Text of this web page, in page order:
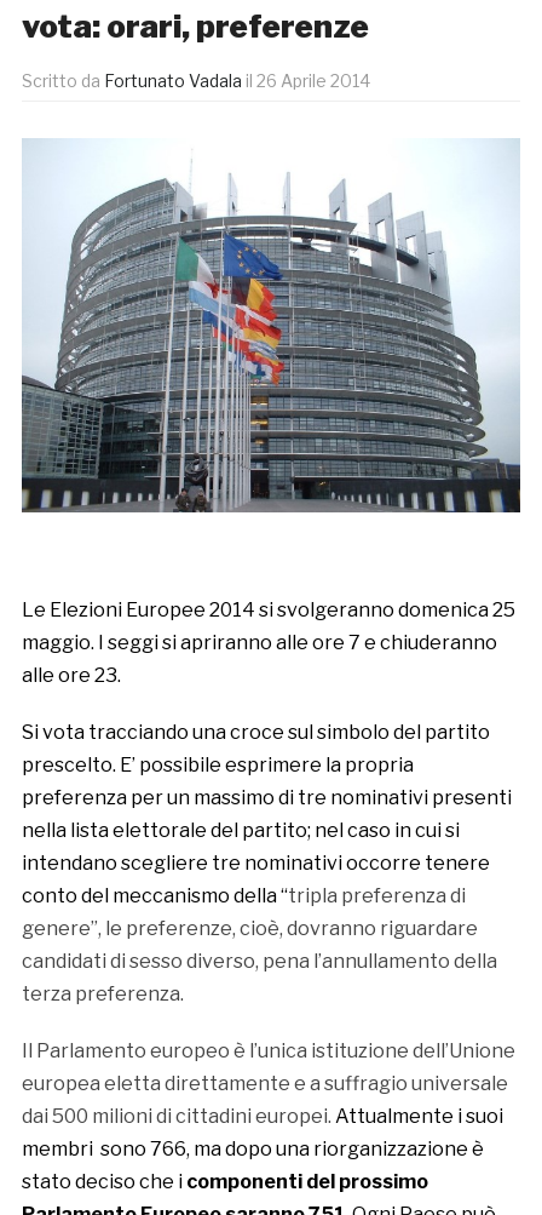
vota: orari, preferenze
Scritto da Fortunato Vadala il 26 Aprile 2014
Le Elezioni Europee 2014 si svolgeranno domenica 25
maggio. I seggi si apriranno alle ore 7 e chiuderanno
alle ore 23.
Si vota tracciando una croce sul simbolo del partito
prescelto. E’ possibile esprimere la propria
preferenza per un massimo di tre nominativi presenti
nella lista elettorale del partito; nel caso in cui si
intendano scegliere tre nominativi occorre tenere
conto del meccanismo della “tripla preferenza di
genere”, le preferenze, cioè, dovranno riguardare
candidati di sesso diverso, pena l’annullamento della
terza preferenza.
Il Parlamento europeo è l’unica istituzione dell’Unione
europea eletta direttamente e a suffragio universale
dai 500 milioni di cittadini europei. Attualmente i suoi
membri sono 766, ma dopo una riorganizzazione è
stato deciso che i componenti del prossimo